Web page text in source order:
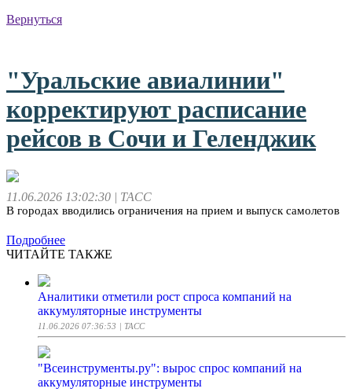
Вернуться
"Уральские авиалинии"
корректируют расписание
рейсов в Сочи и Геленджик
11.06.2026 13:02:30 | ТАСС
В городах вводились ограничения на прием и выпуск самолетов
Подробнее
ЧИТАЙТЕ ТАКЖЕ
Аналитики отметили рост спроса компаний на
аккумуляторные инструменты
11.06.2026 07:36:53 | ТАСС
"Всеинструменты.ру": вырос спрос компаний на
аккумуляторные инструменты